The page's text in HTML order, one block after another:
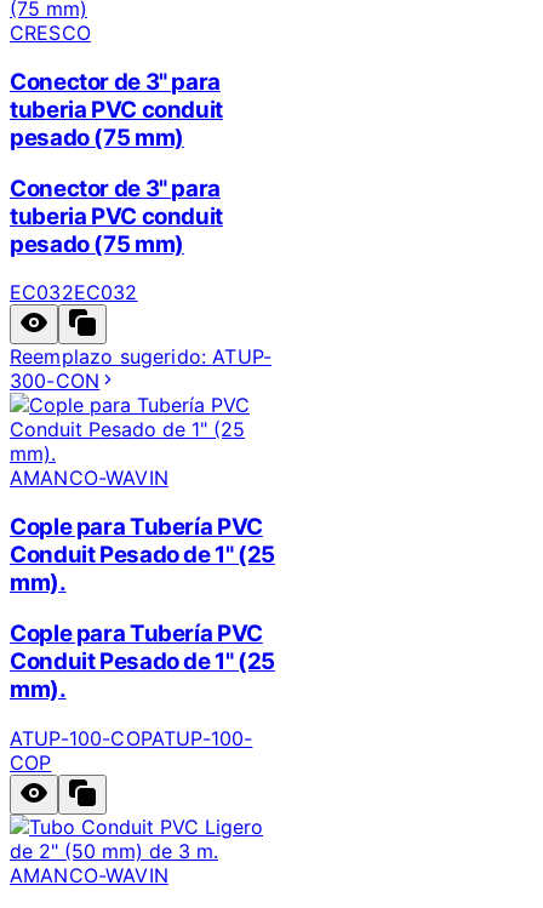
CRESCO
Conector de 3" para
tuberia PVC conduit
pesado (75 mm)
Conector de 3" para
tuberia PVC conduit
pesado (75 mm)
EC032EC032
Reemplazo sugerido:ATUP-
300-CON
AMANCO-WAVIN
Cople para Tubería PVC
Conduit Pesado de 1" (25
mm).
Cople para Tubería PVC
Conduit Pesado de 1" (25
mm).
ATUP-100-COPATUP-100-
COP
AMANCO-WAVIN